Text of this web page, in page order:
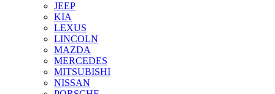
JEEP
KIA
LEXUS
LINCOLN
MAZDA
MERCEDES
MITSUBISHI
NISSAN